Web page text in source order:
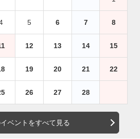
5 6 7 8
12 13 14 15
19 20 21 22
26 27 28
ベントをすべて見る